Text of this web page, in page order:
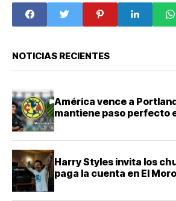
boxeo"
NOTICIAS RECIENTES
América vence a
mantiene paso perfecto
Harry Styles invita los
paga la cuenta en El